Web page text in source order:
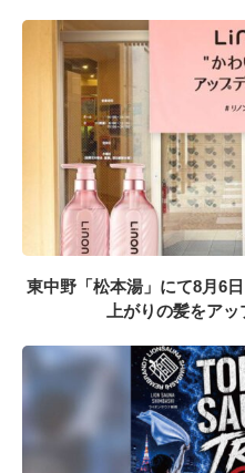
東中野「松本湯」にて8月6
上がりの髪をア